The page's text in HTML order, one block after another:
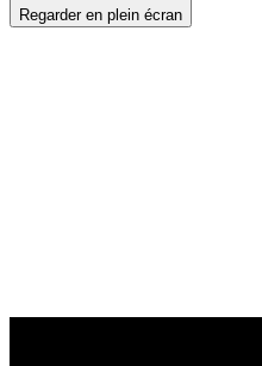
Regarder en plein écran